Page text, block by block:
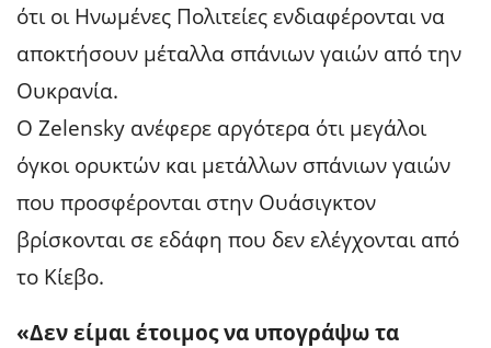
ότι οι Ηνωμένες Πολιτείες ενδιαφέρονται να
αποκτήσουν μέταλλα σπάνιων γαιών από την
Ουκρανία.
Ο Zelensky ανέφερε αργότερα ότι μεγάλοι
όγκοι ορυκτών και μετάλλων σπάνιων γαιών
που προσφέρονται στην Ουάσιγκτον
βρίσκονται σε εδάφη που δεν ελέγχονται από
το Κίεβο.
«Δεν είμαι έτοιμος να υπογράψω τα